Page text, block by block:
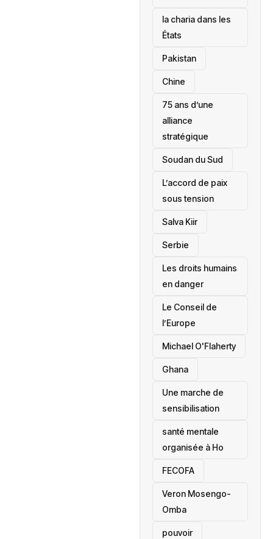
la charia dans les
États
‎Pakistan
Chine
75 ans d’une
alliance
stratégique
‎Soudan du Sud
L’accord de paix
sous tension
Salva Kiir
‎Serbie
Les droits humains
en danger
‎Le Conseil de
l’Europe
Michael O'Flaherty
‎Ghana
Une marche de
sensibilisation
santé mentale
organisée à Ho
‎FECOFA
Veron Mosengo-
Omba
pouvoir